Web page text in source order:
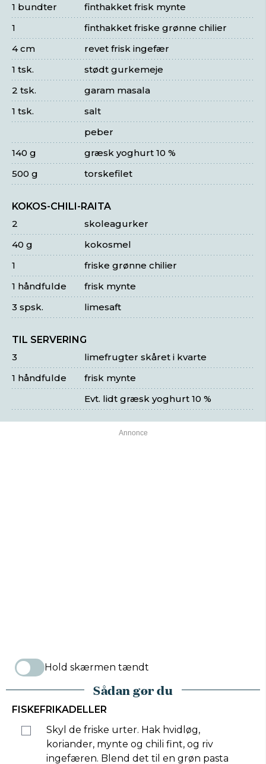
finthakket frisk mynte
1 bundter
finthakket friske grønne chilier
1
revet frisk ingefær
4 cm
stødt gurkemeje
1 tsk.
garam masala
2 tsk.
salt
1 tsk.
peber
græsk yoghurt 10 %
140 g
torskefilet
500 g
KOKOS-CHILI-RAITA
skoleagurker
2
kokosmel
40 g
friske grønne chilier
1
frisk mynte
1 håndfulde
limesaft
3 spsk.
TIL SERVERING
limefrugter skåret i kvarte
3
frisk mynte
1 håndfulde
Evt. lidt græsk yoghurt 10 %
Hold skærmen tændt
Sådan gør du
FISKEFRIKADELLER
Skyl de friske urter. Hak hvidløg,
koriander, mynte og chili fint, og riv
ingefæren. Blend det til en grøn pasta